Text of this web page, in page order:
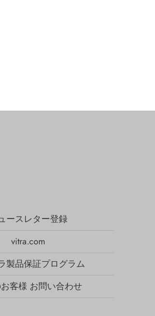
ースレター登録
vitra.com
製品保証プログラム
客様 お問い合わせ